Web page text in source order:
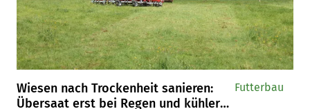
Wiesen nach Trockenheit sanieren:
Übersaat erst bei Regen und kühleren
Futterbau